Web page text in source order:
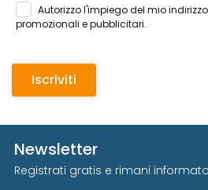
Autorizzo l'impiego del mio
promozionali e pubblicitari.
Newsletter
Registrati gratis e rimani informato